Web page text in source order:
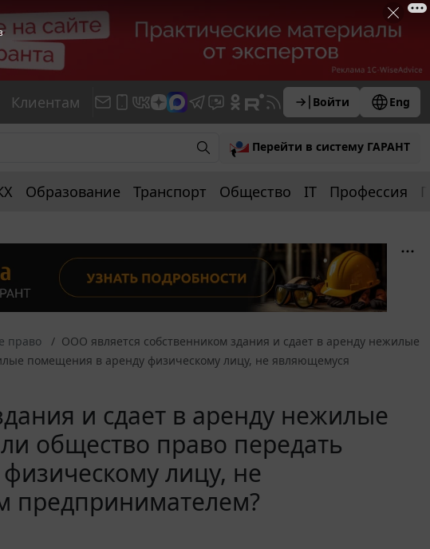
Клиентам Войти Eng
Перейти в систему ГАРАНТ
Образование Транспорт Общество IT Профессия
право
ООО является собственником здания и сдает в аренду нежилые
помещения в аренду физическому лицу, не являющемуся
и сдает в аренду нежилые
общество право передать
лицу, не
предпринимателем?